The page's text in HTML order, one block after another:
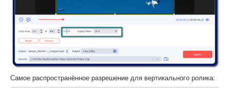
Самое распространённое разрешение для вертикального ролика: